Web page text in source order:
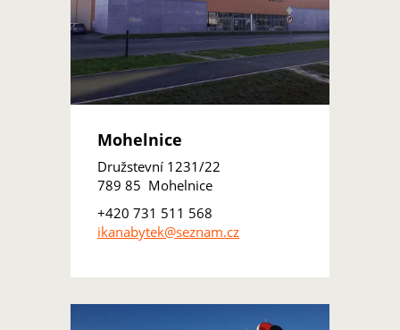
Mohelnice
Družstevní 1231/22
789 85 Mohelnice
+420 731 511 568
ikanabytek@seznam.cz